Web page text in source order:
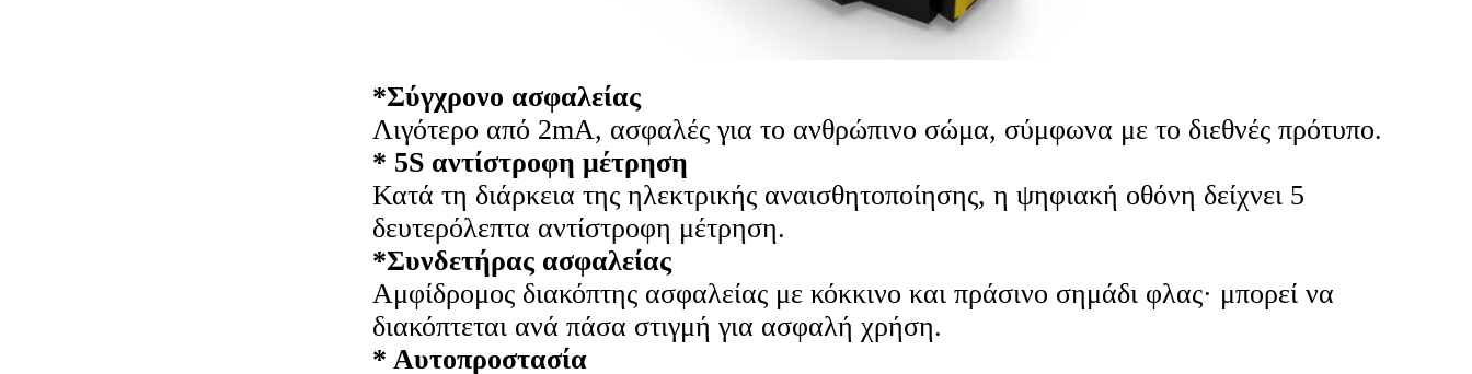
*Σύγχρονο ασφαλείας
Λιγότερο από 2mA, ασφαλές για το ανθρώπινο σώμα, σύμφωνα με το διεθνές πρότυπο.
* 5S αντίστροφη μέτρηση
Κατά τη διάρκεια της ηλεκτρικής αναισθητοποίησης, η ψηφιακή οθόνη δείχνει 5
δευτερόλεπτα αντίστροφη μέτρηση.
*Συνδετήρας ασφαλείας
Αμφίδρομος διακόπτης ασφαλείας με κόκκινο και πράσινο σημάδι φλας· μπορεί να
διακόπτεται ανά πάσα στιγμή για ασφαλή χρήση.
* Αυτοπροστασία